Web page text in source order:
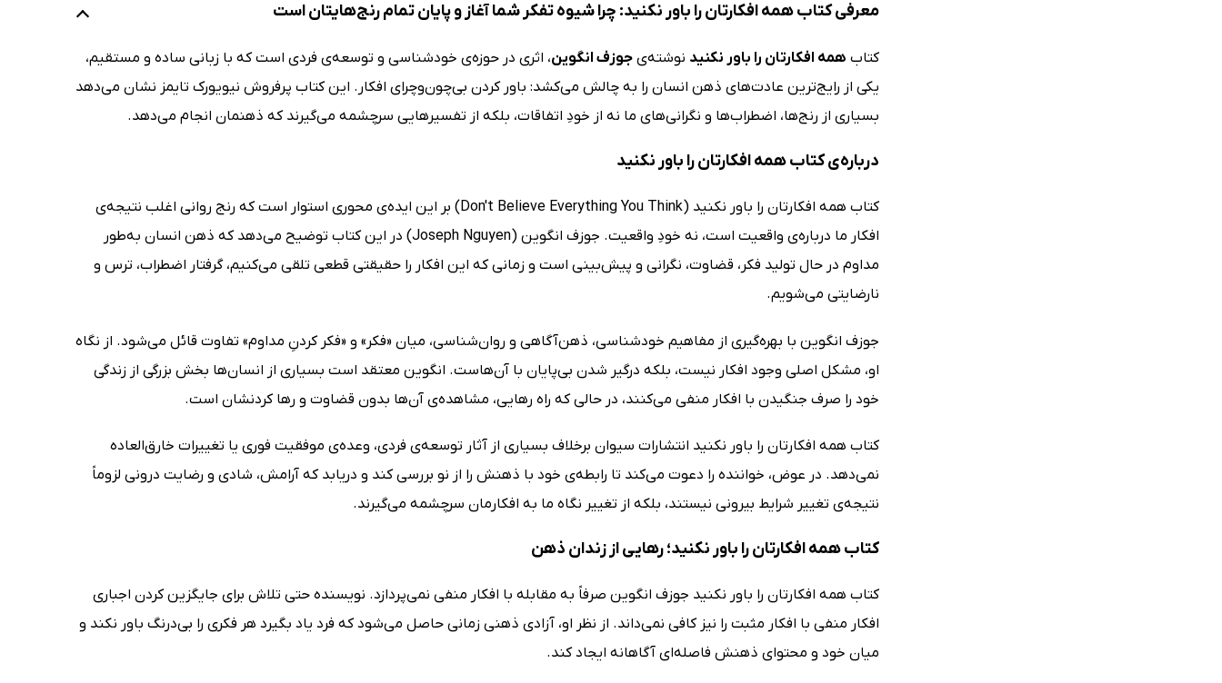
معرفی کتاب همه افکارتان را باور نکنید: چرا شیوه تفکر شما آغاز و پایان تمام رنج‌هایتان است
کتاب همه افکارتان را باور نکنید نوشته‌ی جوزف انگوین، اثری در حوزه‌ی خودشناسی و توسعه‌ی فردی است که با زبانی ساده و مستقیم،
یکی از رایج‌ترین عادت‌های ذهن انسان را به چالش می‌کشد: باور کردن بی‌چون‌وچرای افکار. این کتاب پرفروش نیویورک تایمز نشان می‌دهد
بسیاری از رنج‌ها، اضطراب‌ها و نگرانی‌های ما نه از خودِ اتفاقات، بلکه از تفسیرهایی سرچشمه می‌گیرند که ذهنمان انجام می‌دهد.
درباره‌ی کتاب همه افکارتان را باور نکنید
کتاب همه افکارتان را باور نکنید (Don't Believe Everything You Think) بر این ایده‌ی محوری استوار است که رنج روانی اغلب نتیجه‌ی
افکار ما درباره‌ی واقعیت است، نه خودِ واقعیت. جوزف انگوین (Joseph Nguyen) در این کتاب توضیح می‌دهد که ذهن انسان به‌طور
مداوم در حال تولید فکر، قضاوت، نگرانی و پیش‌بینی است و زمانی که این افکار را حقیقتی قطعی تلقی می‌کنیم، گرفتار اضطراب، ترس و
نارضایتی می‌شویم.
جوزف انگوین با بهره‌گیری از مفاهیم خودشناسی، ذهن‌آگاهی و روان‌شناسی، میان «فکر» و «فکر کردنِ مداوم» تفاوت قائل می‌شود. از نگاه
او، مشکل اصلی وجود افکار نیست، بلکه درگیر شدن بی‌پایان با آن‌هاست. انگوین معتقد است بسیاری از انسان‌ها بخش بزرگی از زندگی
خود را صرف جنگیدن با افکار منفی می‌کنند، در حالی که راه رهایی، مشاهده‌ی آن‌ها بدون قضاوت و رها کردنشان است.
کتاب همه افکارتان را باور نکنید انتشارات سیوان برخلاف بسیاری از آثار توسعه‌ی فردی، وعده‌ی موفقیت فوری یا تغییرات خارق‌العاده
نمی‌دهد. در عوض، خواننده را دعوت می‌کند تا رابطه‌ی خود با ذهنش را از نو بررسی کند و دریابد که آرامش، شادی و رضایت درونی لزوماً
نتیجه‌ی تغییر شرایط بیرونی نیستند، بلکه از تغییر نگاه ما به افکارمان سرچشمه می‌گیرند.
کتاب همه افکارتان را باور نکنید؛ رهایی از زندان ذهن
کتاب همه افکارتان را باور نکنید جوزف انگوین صرفاً به مقابله با افکار منفی نمی‌پردازد. نویسنده حتی تلاش برای جایگزین کردن اجباری
افکار منفی با افکار مثبت را نیز کافی نمی‌داند. از نظر او، آزادی ذهنی زمانی حاصل می‌شود که فرد یاد بگیرد هر فکری را بی‌درنگ باور نکند و
میان خود و محتوای ذهنش فاصله‌ای آگاهانه ایجاد کند.